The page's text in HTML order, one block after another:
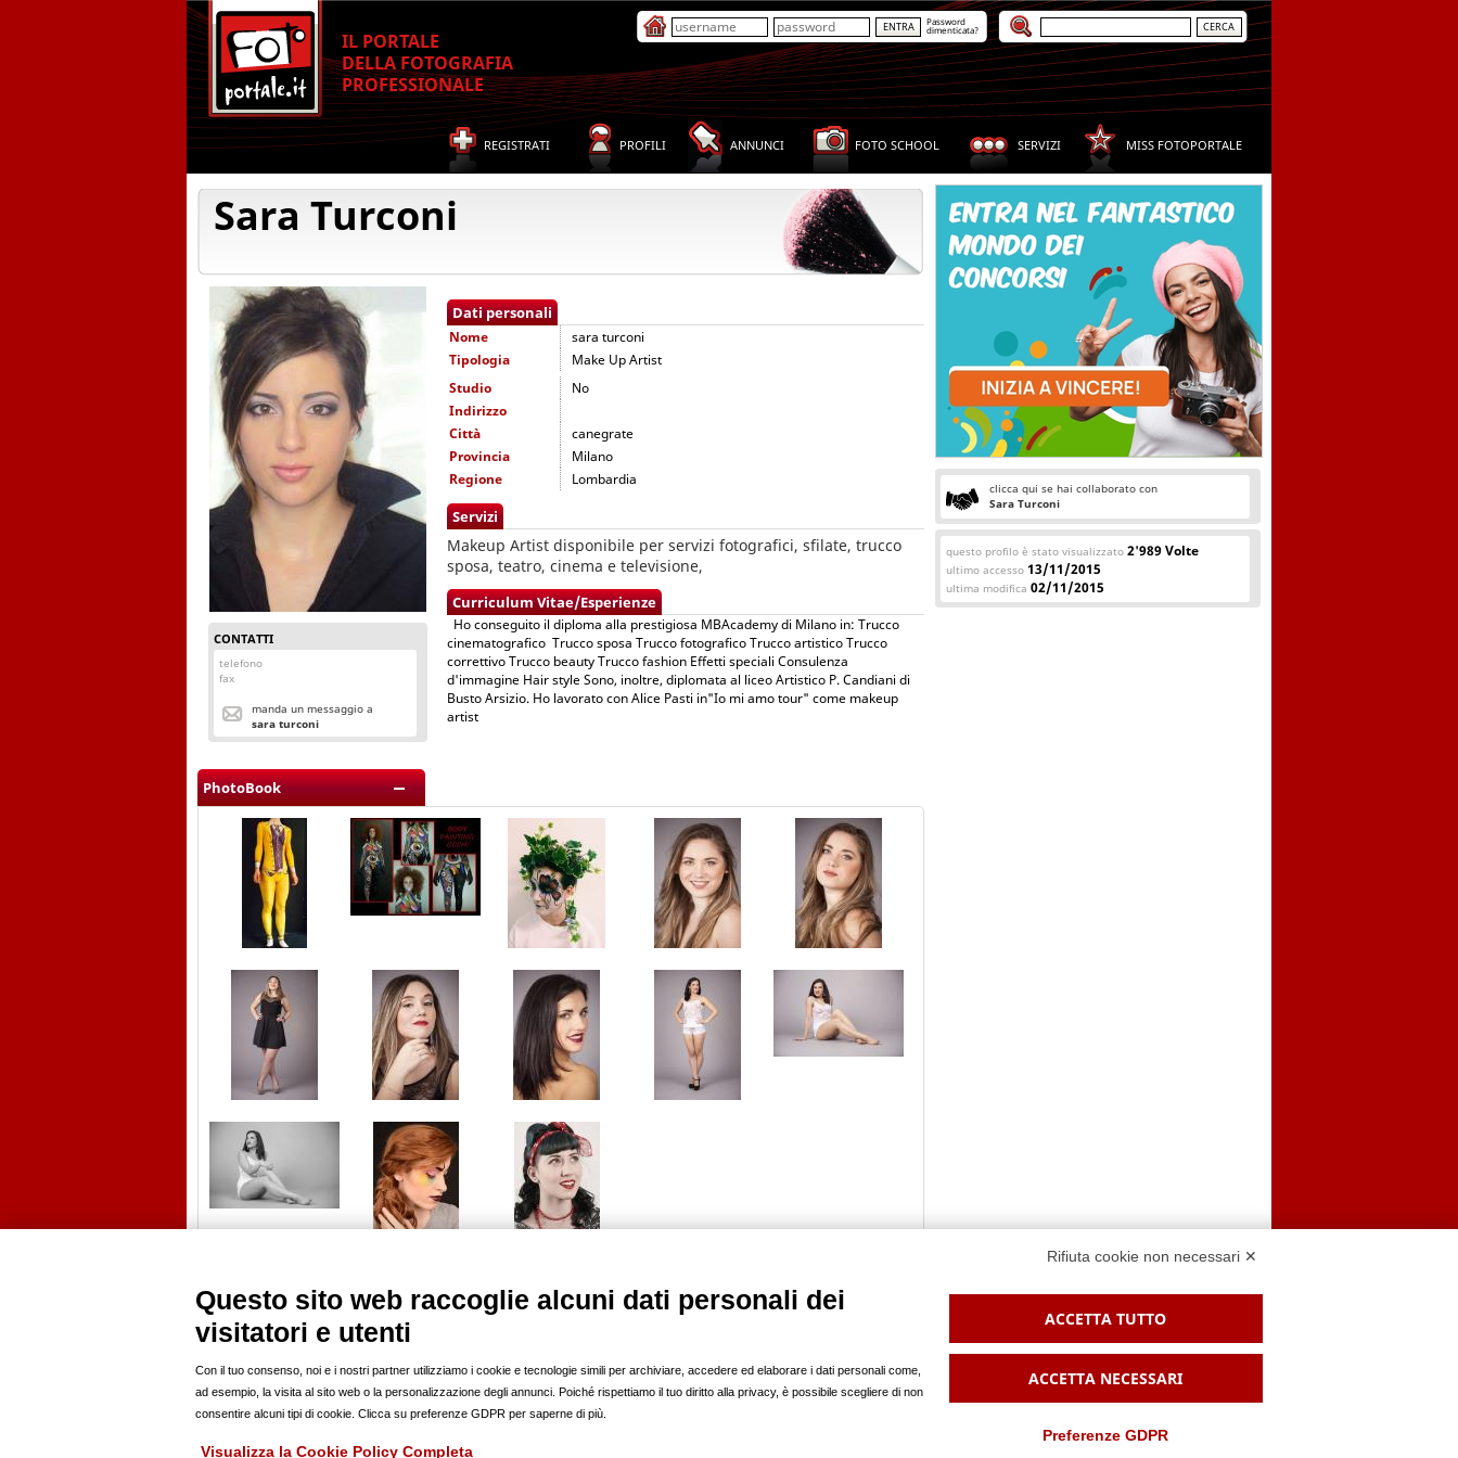
IL PORTALE
DELLA FOTOGRAFIA
PROFESSIONALE
Password
dimenticata?
REGISTRATI PROFILI ANNUNCI FOTO SCHOOL SERVIZI MISS FOTOPORTALE
Sara Turconi
CONTATTI
telefono
fax
manda un messaggio a
sara turconi
Dati personali
Nome
sara turconi
Tipologia
Make Up Artist
Studio
No
Indirizzo
Città
canegrate
Provincia
Milano
Regione
Lombardia
Servizi
Makeup Artist disponibile per servizi fotografici, sfilate, trucco
sposa, teatro, cinema e televisione,
Curriculum Vitae/Esperienze
Ho conseguito il diploma alla prestigiosa MBAcademy di Milano in: Trucco
cinematografico Trucco sposa Trucco fotografico Trucco artistico Trucco
correttivo Trucco beauty Trucco fashion Effetti speciali Consulenza
d'immagine Hair style Sono, inoltre, diplomata al liceo Artistico P. Candiani di
Busto Arsizio. Ho lavorato con Alice Pasti in"Io mi amo tour" come makeup
artist
PhotoBook
clicca qui se hai collaborato con
Sara Turconi
questo profilo è stato visualizzato 2'989 Volte
ultimo accesso 13/11/2015
ultima modifica 02/11/2015
PROFILI
modelli
fotografi pro
fotoamatori
hairstylist
stylist
ANNUNCI
casting
offro lavoro
compro
vendo
Noleggio Sala Posa
Backstage
SOCIAL
pubblicità sul nostro sito
regolamento
redazione
Rifiuta cookie non necessari ✕
Questo sito web raccoglie alcuni dati personali dei
visitatori e utenti
Con il tuo consenso, noi e i nostri partner utilizziamo i cookie e tecnologie simili per archiviare, accedere ed elaborare i dati personali come,
ad esempio, la visita al sito web o la personalizzazione degli annunci. Poiché rispettiamo il tuo diritto alla privacy, è possibile scegliere di non
consentire alcuni tipi di cookie. Clicca su preferenze GDPR per saperne di più.
Visualizza la Cookie Policy Completa
ACCETTA TUTTO
ACCETTA NECESSARI
Preferenze GDPR